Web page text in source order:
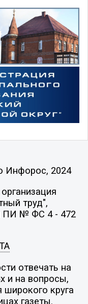
Инфорос, 2024
труд",
ПИ № ФС 4 - 472
отвечать на
и на вопросы,
круга
газеты.